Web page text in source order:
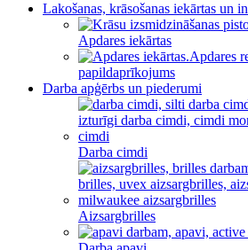
Lakošanas, krāsošanas iekārtas un
Apdares iekārtas
Apdares
papildaprīkojums
Darba apģērbs un piederumi
Darba cimdi
Aizsargbrilles